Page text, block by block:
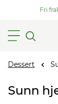
Fri
Dessert
Sunn